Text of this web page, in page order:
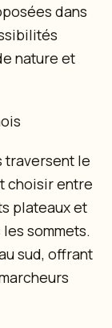
dans
nature et
traversent le
choisir entre
plateaux et
sommets.
sud, offrant